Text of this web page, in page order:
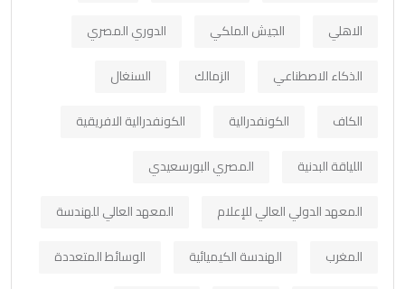
الاهلي
الجيش الملكي
الدوري المصري
الذكاء الاصطناعي
الزمالك
السنغال
الكاف
الكونفدرالية
الكونفدرالية الافريقية
اللياقة البدنية
المصري البورسعيدي
المعهد الدولي العالي للإعلام
المعهد العالي للهندسة
المغرب
الهندسة الكيميائية
الوسائط المتعددة